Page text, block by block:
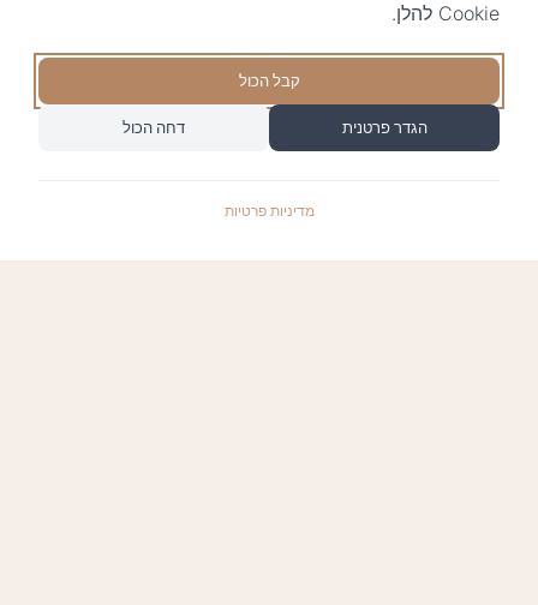
Cookie להלן.
קבל הכול
הגדר פרטנית דחה הכול
מדיניות פרטיות